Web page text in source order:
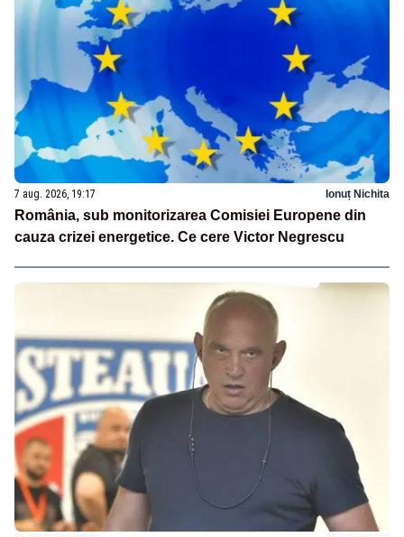
7 aug. 2026, 19:17 Ionuț Nichita
România, sub monitorizarea Comisiei Europene din
cauza crizei energetice. Ce cere Victor Negrescu